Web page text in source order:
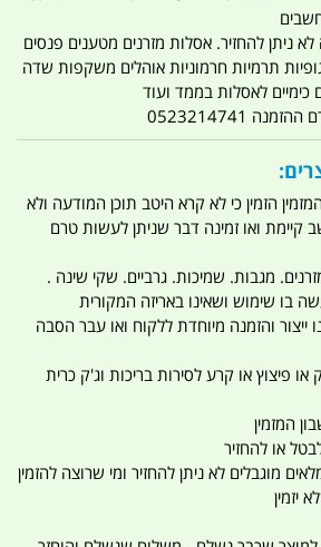
ניתן להחזיר. אסלות מזרנים מטענים פנסים
תרמיות חרמוניות אוהלים משקפות שדה
לאסלות בממד ועוד
0523214741
הזמין כי לא קרא היטב תוכן המודעה ולא
קיימת ואו זמינה דבר שניתן לעשות טרם
מגבות. שמיכות. גרביים. שקי שינה .
בו שימוש ושאינו באריזה המקורית
ייצור והזמנה מיוחדת ללקוח ואו עבר הסבה
או פיצוץ או קרע לסירות בריכות וג'ק כרית
המזמין
או להחזיר
מוגבלים לא ניתן להחזיר ומי שרוצה להזמין
יזמין